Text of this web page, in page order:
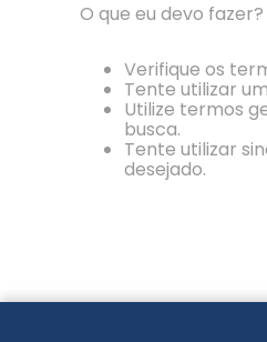
O que eu devo fazer?
Verifique os
Tente utilizar
Utilize termos
busca.
Tente utilizar
desejado.